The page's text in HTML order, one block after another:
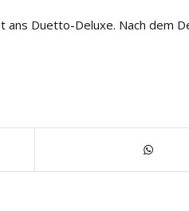
ans Duetto-Deluxe. Nach dem